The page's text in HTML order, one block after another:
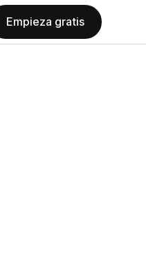
Empieza gratis